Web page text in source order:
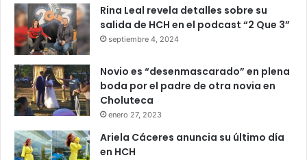
El proyecto propone realizar un censo nacional para
identificar los centros educativos públicos que no poseen
título de propiedad inscrito a nombre de la Secretaría de
Educación.
De acuerdo con Zavala, muchos predios escolares
aparecen legalmente registrados a nombre del Estado de
Honduras y no de la Secretaría de Educación, situación
Rina Leal revela detalles sobre su
salida de HCH en el podcast “2 Que 3”
septiembre 4, 2024
Novio es “desenmascarado” en plena
boda por el padre de otra novia en
Choluteca
enero 27, 2023
Ariela Cáceres anuncia su último día
en HCH